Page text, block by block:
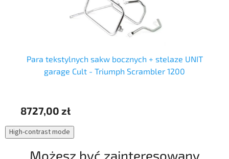
Para tekstylnych sakw bocznych + stelaze UNIT
garage Cult - Triumph Scrambler 1200
8727,00 zł
High-contrast mode
Możesz być zainteresowany